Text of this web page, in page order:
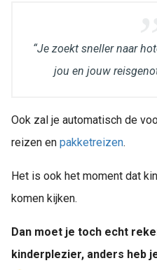
“Je zoekt sneller naar
jou en jouw
Ook zal je automatisch de
reizen en pakketreizen.
Het is ook het moment dat
komen kijken.
Dan moet je toch echt
kinderplezier, anders heb